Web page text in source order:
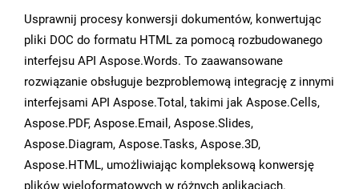
Usprawnij procesy konwersji dokumentów, konwertując
pliki DOC do formatu HTML za pomocą rozbudowanego
interfejsu API Aspose.Words. To zaawansowane
rozwiązanie obsługuje bezproblemową integrację z innymi
interfejsami API Aspose.Total, takimi jak Aspose.Cells,
Aspose.PDF, Aspose.Email, Aspose.Slides,
Aspose.Diagram, Aspose.Tasks, Aspose.3D,
Aspose.HTML, umożliwiając kompleksową konwersję
plików wieloformatowych w różnych aplikacjach.